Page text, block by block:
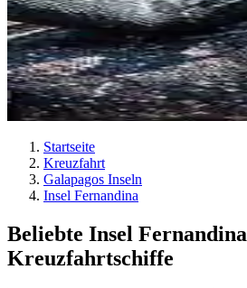
Startseite
Kreuzfahrt
Galapagos Inseln
Insel Fernandina
Beliebte Insel Fernandina
Kreuzfahrtschiffe